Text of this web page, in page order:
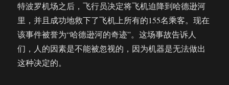
特波罗机场之后，飞行员决定将飞机迫降到哈德逊河
里，并且成功地救下了飞机上所有的155名乘客。现在
该事件被誉为“哈德逊河的奇迹”。这场事故告诉人
们，人的因素是不能被忽视的，因为机器是无法做出
这种决定的。